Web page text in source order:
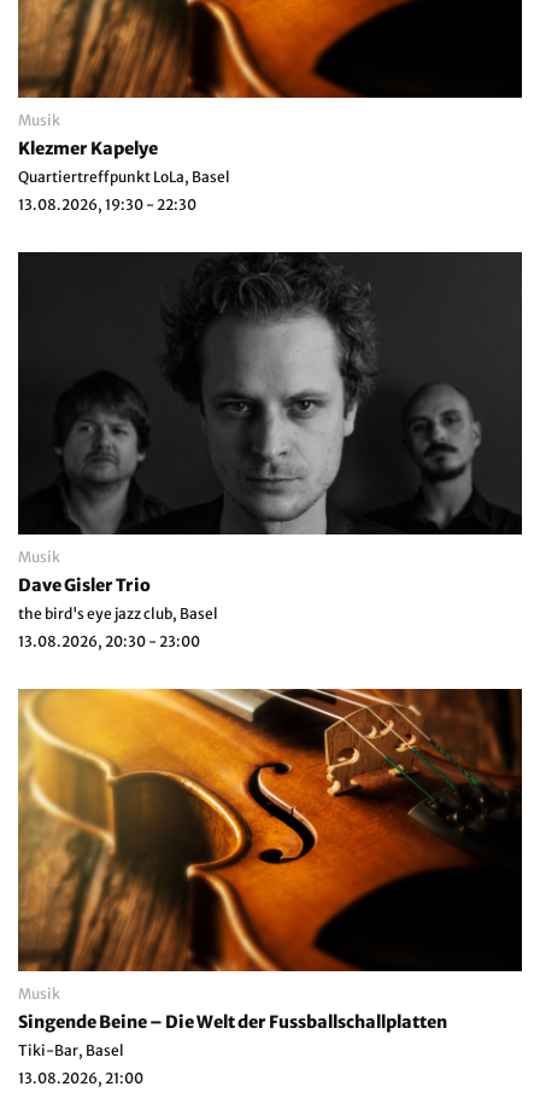
Musik
Klezmer Kapelye
Quartiertreffpunkt LoLa, Basel
13.08.2026, 19:30 - 22:30
Musik
Dave Gisler Trio
the bird's eye jazz club, Basel
13.08.2026, 20:30 - 23:00
Musik
Singende Beine – Die Welt der Fussballschallplatten
Tiki-Bar, Basel
13.08.2026, 21:00